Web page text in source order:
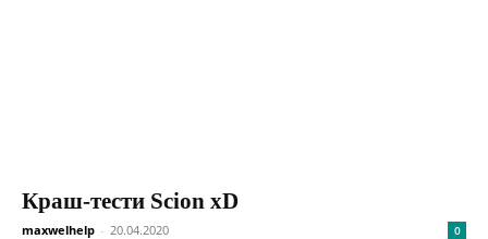
Краш-тести Scion xD
maxwelhelp - 20.04.2020 0